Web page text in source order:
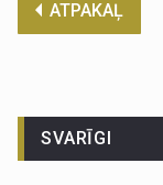
ATPAKAĻ
SVARĪGI